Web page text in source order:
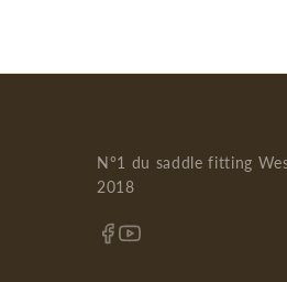
N°1 du saddle fitting
2018